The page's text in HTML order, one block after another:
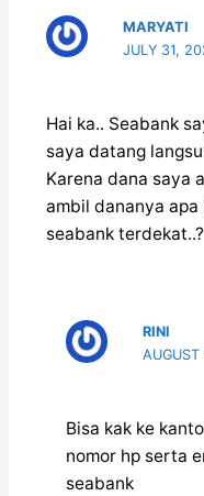
MARYATI
JULY 31,
Hai ka.. Seabank
saya datang
Karena dana saya
ambil dananya
seabank terdekat..?
RINI
Bisa kak ke
nomor hp serta
seabank